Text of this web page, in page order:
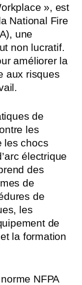
», est
National Fire
une
non lucratif.
améliorer la
aux risques
de
les
les chocs
électrique
des
de
de
les
de
la formation
NFPA